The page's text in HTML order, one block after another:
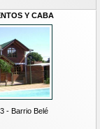
Y CABA
- Barrio Belé